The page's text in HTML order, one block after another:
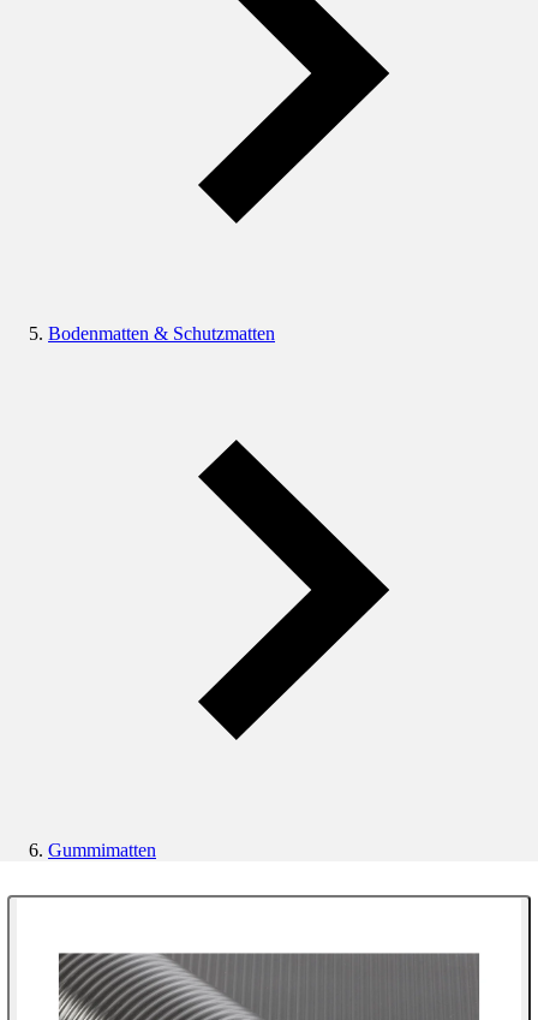
Bodenmatten & Schutzmatten
Gummimatten